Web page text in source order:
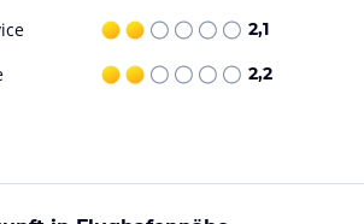
Gewähr. Bitte lies vor der Buchung die
2,1
2,2